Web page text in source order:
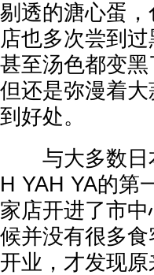
剔透的溏心蛋
店也多次尝到
甚至汤色都变
但还是弥漫着
到好处。
与大多数日
H YAH YA的第
家店开进了市
候并没有很多
开业，才发现